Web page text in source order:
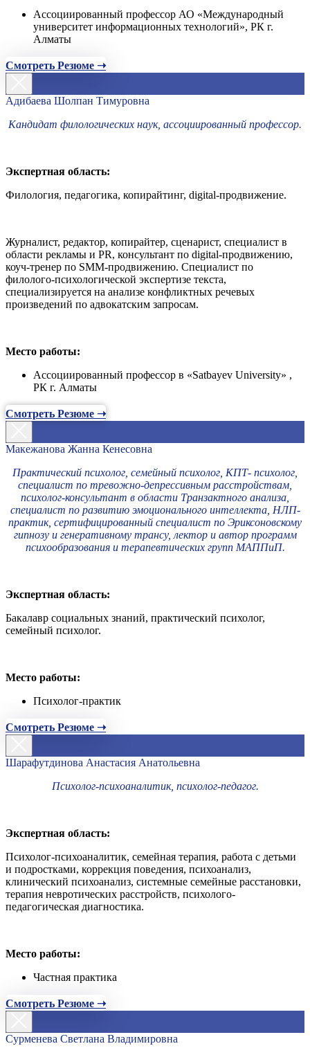
Ассоциированный профессор АО «Международный
университет информационных технологий», РК г.
Алматы
Смотреть Резюме ➝
Адибаева Шолпан Тимуровна
Кандидат филологических наук, ассоциированный профессор.
Экспертная область:
Филология, педагогика, копирайтинг, digital-продвижение.
Журналист, редактор, копирайтер, сценарист, специалист в
области рекламы и PR, консультант по digital-продвижению,
коуч-тренер по SMM-продвижению. Специалист по
филолого-психологической экспертизе текста,
специализируется на анализе конфликтных речевых
произведений по адвокатским запросам.
Место работы:
Ассоциированный профессор в «Satbayev University» ,
РК г. Алматы
Смотреть Резюме ➝
Макежанова Жанна Кенесовна
Практический психолог, семейный психолог, КПТ- психолог,
специалист по тревожно-депрессивным расстройствам,
психолог-консультант в области Транзактного анализа,
специалист по развитию эмоционального интеллекта, НЛП-
практик, сертифицированный специалист по Эриксоновскому
гипнозу и генеративному трансу, лектор и автор программ
психообразования и терапевтических групп МАППиП.
Экспертная область:
Бакалавр социальных знаний, практический психолог,
семейный психолог.
Место работы:
Психолог-практик
Смотреть Резюме ➝
Шарафутдинова Анастасия Анатольевна
Психолог-психоаналитик, психолог-педагог.
Экспертная область:
Психолог-психоаналитик, семейная терапия, работа с детьми
и подростками, коррекция поведения, психоанализ,
клинический психоанализ, системные семейные расстановки,
терапия невротических расстройств, психолого-
педагогическая диагностика.
Место работы:
Частная практика
Смотреть Резюме ➝
Сурменева Светлана Владимировна